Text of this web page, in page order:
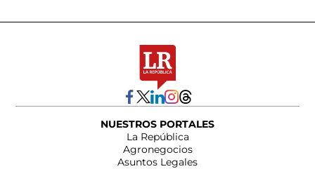
NUESTROS PORTALES
La República
Agronegocios
Asuntos Legales